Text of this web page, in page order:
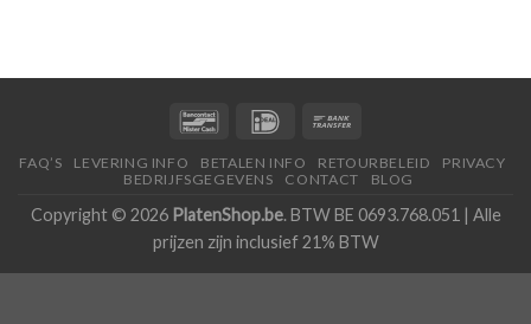
FAQ’S LEVERING INFO BETALEN INFO RETOURBELEID
PRIVACY
BEDRIJFSGEGEVENS
CONTACT BLOG
Copyright © 2026 PlatenShop.be. BTW BE 0693.768.051 | Alle
prijzen zijn inclusief 21% BTW